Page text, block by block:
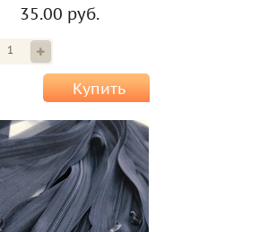
35.00 руб.
Купить